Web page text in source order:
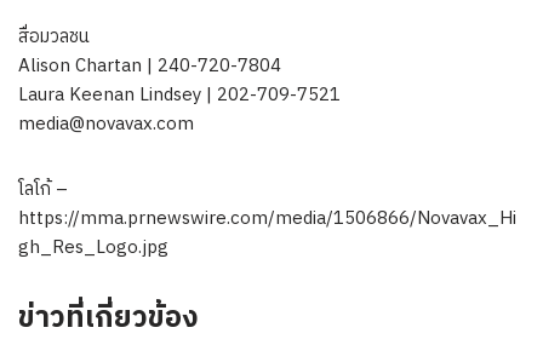
สื่อมวลชน
Alison Chartan | 240-720-7804
Laura Keenan Lindsey | 202-709-7521
media@novavax.com
โลโก้ –
https://mma.prnewswire.com/media/1506866/Novavax_Hi
gh_Res_Logo.jpg
ข่าวที่เกี่ยวข้อง